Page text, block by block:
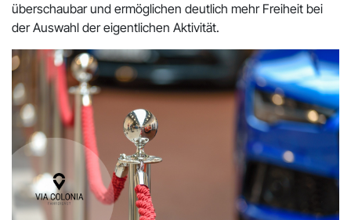
überschaubar und ermöglichen deutlich mehr Freiheit bei
der Auswahl der eigentlichen Aktivität.